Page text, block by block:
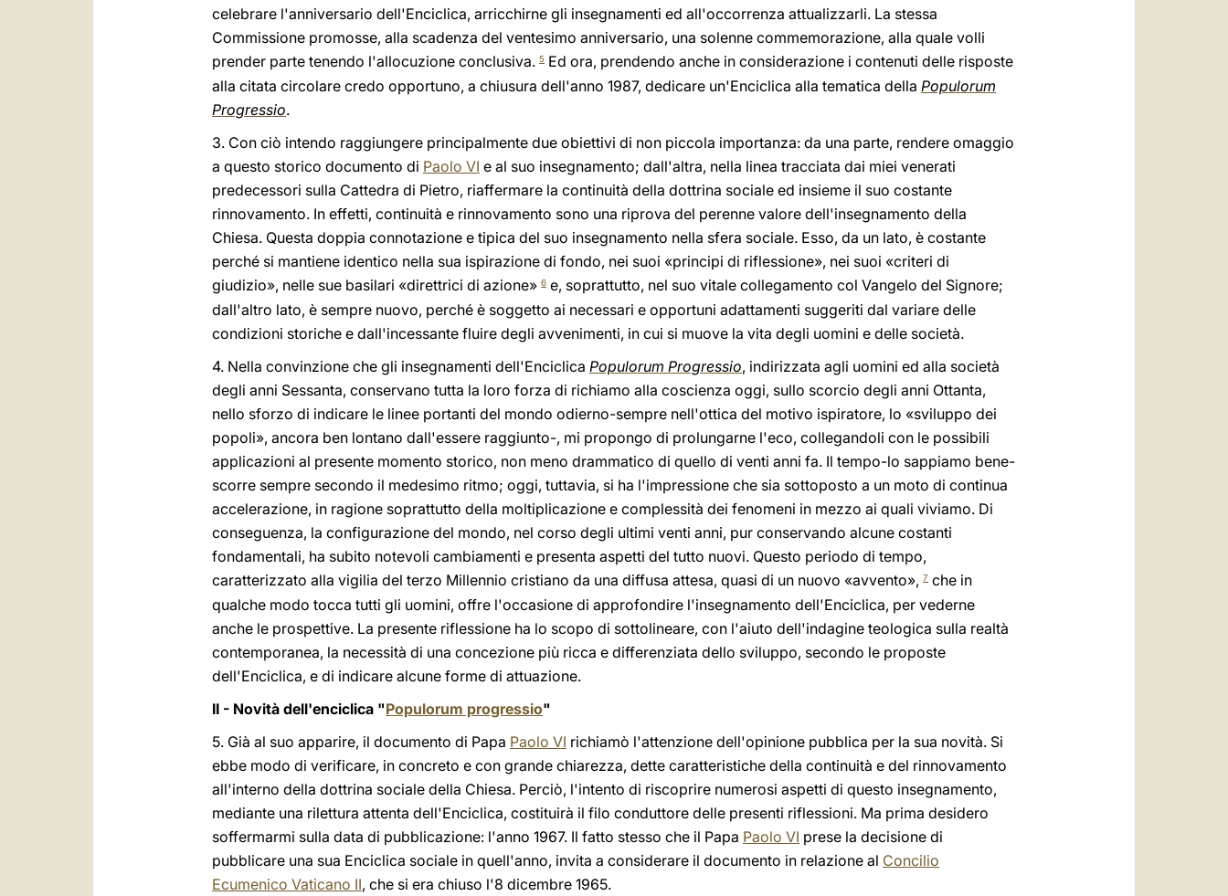
celebrare l'anniversario dell'Enciclica, arricchirne gli insegnamenti ed all'occorrenza attualizzarli. La stessa
Commissione promosse, alla scadenza del ventesimo anniversario, una solenne commemorazione, alla quale volli
prender parte tenendo l'allocuzione conclusiva. 5 Ed ora, prendendo anche in considerazione i contenuti delle risposte
alla citata circolare credo opportuno, a chiusura dell'anno 1987, dedicare un'Enciclica alla tematica della Populorum
Progressio.
3. Con ciò intendo raggiungere principalmente due obiettivi di non piccola importanza: da una parte, rendere omaggio
a questo storico documento di Paolo VI e al suo insegnamento; dall'altra, nella linea tracciata dai miei venerati
predecessori sulla Cattedra di Pietro, riaffermare la continuità della dottrina sociale ed insieme il suo costante
rinnovamento. In effetti, continuità e rinnovamento sono una riprova del perenne valore dell'insegnamento della
Chiesa. Questa doppia connotazione e tipica del suo insegnamento nella sfera sociale. Esso, da un lato, è costante
perché si mantiene identico nella sua ispirazione di fondo, nei suoi «principi di riflessione», nei suoi «criteri di
giudizio», nelle sue basilari «direttrici di azione» 6 e, soprattutto, nel suo vitale collegamento col Vangelo del Signore;
dall'altro lato, è sempre nuovo, perché è soggetto ai necessari e opportuni adattamenti suggeriti dal variare delle
condizioni storiche e dall'incessante fluire degli avvenimenti, in cui si muove la vita degli uomini e delle società.
4. Nella convinzione che gli insegnamenti dell'Enciclica Populorum Progressio, indirizzata agli uomini ed alla società
degli anni Sessanta, conservano tutta la loro forza di richiamo alla coscienza oggi, sullo scorcio degli anni Ottanta,
nello sforzo di indicare le linee portanti del mondo odierno-sempre nell'ottica del motivo ispiratore, lo «sviluppo dei
popoli», ancora ben lontano dall'essere raggiunto-, mi propongo di prolungarne l'eco, collegandoli con le possibili
applicazioni al presente momento storico, non meno drammatico di quello di venti anni fa. Il tempo-lo sappiamo bene-
scorre sempre secondo il medesimo ritmo; oggi, tuttavia, si ha l'impressione che sia sottoposto a un moto di continua
accelerazione, in ragione soprattutto della moltiplicazione e complessità dei fenomeni in mezzo ai quali viviamo. Di
conseguenza, la configurazione del mondo, nel corso degli ultimi venti anni, pur conservando alcune costanti
fondamentali, ha subito notevoli cambiamenti e presenta aspetti del tutto nuovi. Questo periodo di tempo,
caratterizzato alla vigilia del terzo Millennio cristiano da una diffusa attesa, quasi di un nuovo «avvento», 7 che in
qualche modo tocca tutti gli uomini, offre l'occasione di approfondire l'insegnamento dell'Enciclica, per vederne
anche le prospettive. La presente riflessione ha lo scopo di sottolineare, con l'aiuto dell'indagine teologica sulla realtà
contemporanea, la necessità di una concezione più ricca e differenziata dello sviluppo, secondo le proposte
dell'Enciclica, e di indicare alcune forme di attuazione.
II - Novità dell'enciclica "Populorum progressio"
5. Già al suo apparire, il documento di Papa Paolo VI richiamò l'attenzione dell'opinione pubblica per la sua novità. Si
ebbe modo di verificare, in concreto e con grande chiarezza, dette caratteristiche della continuità e del rinnovamento
all'interno della dottrina sociale della Chiesa. Perciò, l'intento di riscoprire numerosi aspetti di questo insegnamento,
mediante una rilettura attenta dell'Enciclica, costituirà il filo conduttore delle presenti riflessioni. Ma prima desidero
soffermarmi sulla data di pubblicazione: l'anno 1967. Il fatto stesso che il Papa Paolo VI prese la decisione di
pubblicare una sua Enciclica sociale in quell'anno, invita a considerare il documento in relazione al Concilio
Ecumenico Vaticano II, che si era chiuso l'8 dicembre 1965.